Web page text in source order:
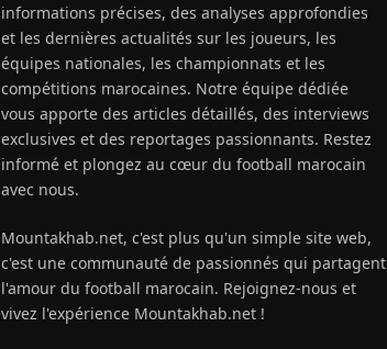
informations précises, des analyses approfondies
et les dernières actualités sur les joueurs, les
équipes nationales, les championnats et les
compétitions marocaines. Notre équipe dédiée
vous apporte des articles détaillés, des interviews
exclusives et des reportages passionnants. Restez
informé et plongez au cœur du football marocain
avec nous.
Mountakhab.net, c'est plus qu'un simple site web,
c'est une communauté de passionnés qui partagent
l'amour du football marocain. Rejoignez-nous et
vivez l'expérience Mountakhab.net !